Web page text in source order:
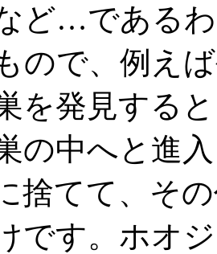
ど…である
ので、例え
を発見する
の中へと進
捨てて、そ
です。ホオ